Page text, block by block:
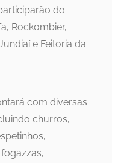
do
Rockombier,
e Feitoria da
com diversas
churros,